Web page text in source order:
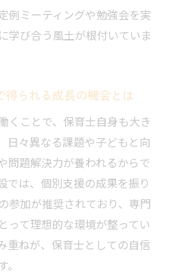
例ミーティングや勉強会を実
学び合う風土が根付いていま
られる成長の機会とは
くことで、保育士自身も大き
日々異なる課題や子どもと向
問題解決力が養われるからで
では、個別支援の成果を振り
参加が推奨されており、専門
って理想的な環境が整ってい
重ねが、保育士としての自信